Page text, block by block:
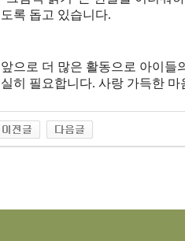
도록 돕고 있습니다.
앞으로 더 많은 활동으로 아이들
실히 필요합니다. 사랑 가득한 마